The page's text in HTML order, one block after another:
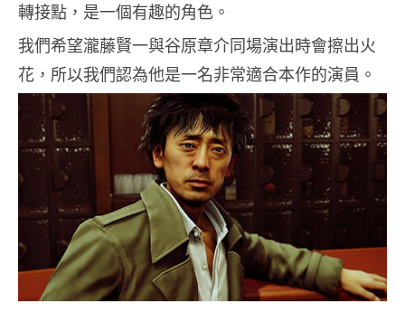
轉接點，是一個有趣的角色。
我們希望瀧藤賢一與谷原章介同場演出時會擦出火
花，所以我們認為他是一名非常適合本作的演員。